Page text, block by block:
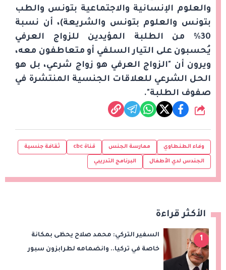
والعلوم الإنسانية والاجتماعية بتونس والطب
بتونس والعلوم بتونس والشريعة)، أن نسبة
30% من الطلبة المؤيدين للزواج العرفي
يُحسبون على التيار السلفي أو متعاطفون معه،
ويرون أن "الزواج العرفي هو زواج شرعي، بل هو
الحل الشرعي للعلاقات الجنسية المنتشرة في
صفوف الطلبة".
شارك
وفاء الطنطاوي ممارسة الجنس قناة cbc ثقافة جنسية
الجندس لدي الأطفال البرنامج التدريبي
الأكثر قراءة
1
السفير التركي: محمد صلاح يحظى بمكانة
خاصة في تركيا.. وانضمامه لطرابزون سبور